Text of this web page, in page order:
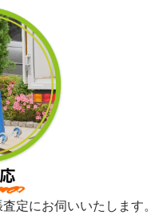
定にお伺いいたします。